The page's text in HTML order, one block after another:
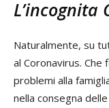
L’incognita
Naturalmente, su
al Coronavirus.
problemi alla
nella consegna